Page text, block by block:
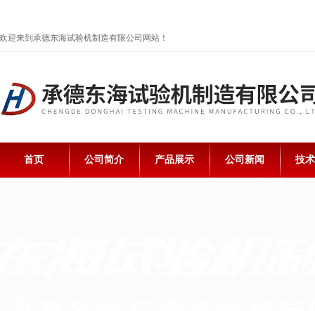
欢迎来到承德东海试验机制造有限公司网站！
首页 公司简介 产品展示 公司新闻 技